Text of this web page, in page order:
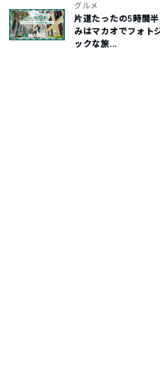
グルメ
片道たったの5時間半
みはマカオでフォト
ックな旅...